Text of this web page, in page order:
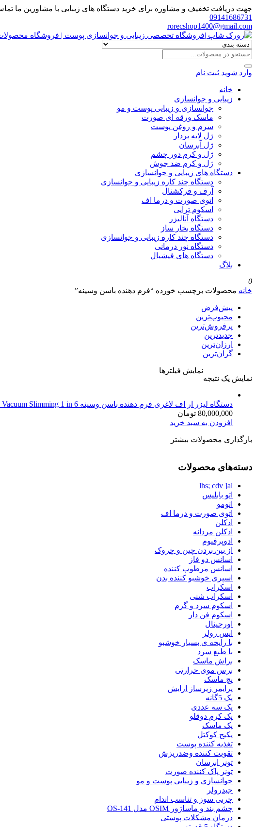
جهت دریافت تخفیف و مشاوره برای خرید دستگاه های زیبایی با مشاورین ما
09141686731
rorecshop1400@gmail.com
وارد شوید ثبت نام
خانه
زیبایی و جوانسازی
جوانسازی و زیبایی پوست و مو
ماسک ورقه ای صورت
سرم و روغن پوست
ژل لایه بردار
ژل آبرسان
ژل و کرم دور چشم
ژل و کرم ضد جوش
دستگاه های زیبایی و جوانسازی
دستگاه چند کاره زیبایی و جوانسازی
آرف و فرکشنال
اتوی صورت و درما اف
اسکوم تراپی
دستگاه آنالیزر
دستگاه بخار ساز
دستگاه چند کاره زیبایی و جوانسازی
دستگاه نور درمانی
دستگاه های فیشیال
بلاگ
0
خانه محصولات برچسب خورده “فرم دهنده باسن وسینه”
پیش‌فرض
محبوب‌ترین
پرفروش‌ترین
جدیدترین
ارزان‌ترین
گران‌ترین
نمایش یک نتیجه
نمایش فیلترها
دستگاه لیزر ار اف لاغری فرم دهنده باسن وسینه Cavitation RF Vacuum Slimming 1 in 6
80,000,000 تومان
افزودن به سبد خرید
بارگذاری محصولات بیشتر
دسته‌های محصولات
lhs; cdv ]al
اتو بابلیس
اتومو
اتوی صورت و درما اف
ادکلن
ادکلن مردانه
ادوپرفیوم
از بین بردن چین و چروک
اسانس دو فاز
اسانس مرطوب کننده
اسپری خوشبو کننده بدن
اسکراب
اسکراب شنی
اسکوم سرد و گرم
اسکوم فن دار
اورجینال
ایس رولر
با رایحه ی بسیار خوشبو
با طبع سرد
براش ماسک
برس موی حرارتی
پچ ماسک
پرایمر زیرساز ارایش
پک 5گانه
پک سه عددی
پک کرم دوقلو
پک ماسک
پکیج کوکتل
تغذیه کننده پوست
تقویت کننده وضدریزش
تونر ابرسان
تونر پاک کننده صورت
جوانسازی و زیبایی پوست و مو
جیدرولر
چربی سوز و تناسب اندام
چشم بند و ماساژور OSIM مدل OS-141
درمان مشکلات پوستی